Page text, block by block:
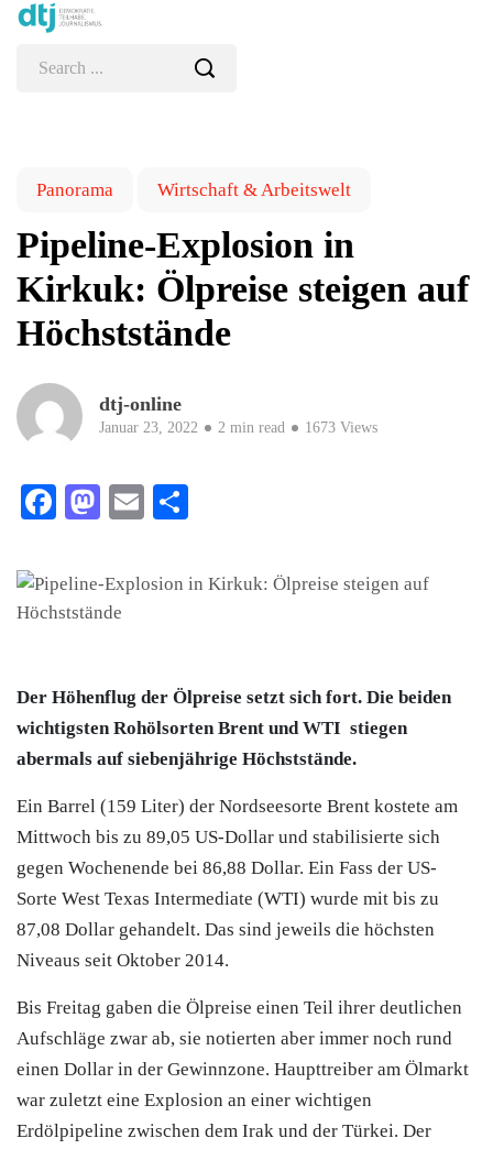
Panorama Wirtschaft & Arbeitswelt
Pipeline-Explosion in
Kirkuk: Ölpreise steigen auf
Höchststände
dtj-online
Januar 23, 2022 2 min read 1673 Views
Facebook
Mastodon
Email
Der Höhenflug der Ölpreise setzt sich fort. Die beiden
wichtigsten Rohölsorten Brent und WTI stiegen
abermals auf siebenjährige Höchststände.
Ein Barrel (159 Liter) der Nordseesorte Brent kostete am
Mittwoch bis zu 89,05 US-Dollar und stabilisierte sich
gegen Wochenende bei 86,88 Dollar. Ein Fass der US-
Sorte West Texas Intermediate (WTI) wurde mit bis zu
87,08 Dollar gehandelt. Das sind jeweils die höchsten
Niveaus seit Oktober 2014.
Bis Freitag gaben die Ölpreise einen Teil ihrer deutlichen
Aufschläge zwar ab, sie notierten aber immer noch rund
einen Dollar in der Gewinnzone. Haupttreiber am Ölmarkt
war zuletzt eine Explosion an einer wichtigen
Erdölpipeline zwischen dem Irak und der Türkei. Der